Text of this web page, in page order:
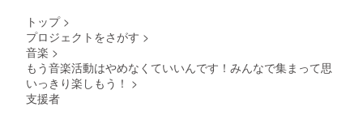
トップ >
プロジェクトをさがす >
音楽 >
もう音楽活動はやめなくていいんです！みんなで集まって思
いっきり楽しもう！ >
支援者